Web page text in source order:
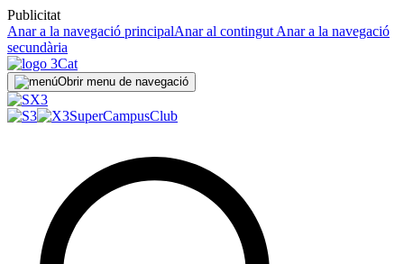
Publicitat
Anar a la navegació principalAnar al contingut Anar a la navegació
secundària
Obrir menu de navegació
SuperCampusClub